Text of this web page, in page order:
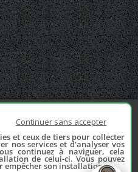
Continuer sans accepter
et ceux de tiers pour collecter
nos services et d'analyser vos
continuez à naviguer, cela
de celui-ci. Vous pouvez
empêcher son installation.